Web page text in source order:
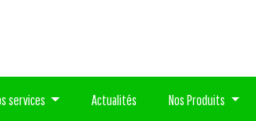
services Actualités Nos Produits